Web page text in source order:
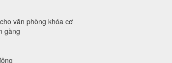
văn phòng khóa cơ
gàng